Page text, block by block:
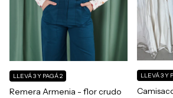
Remera Armenia - flor crudo
LLEVÁ 3 Y PAGÁ 2 LLEVÁ 3 Y